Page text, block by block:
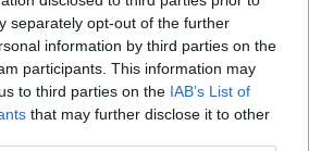
separately opt-out of the further
information by third parties on the
participants. This information may
to third parties on the IAB’s List of
that may further disclose it to other